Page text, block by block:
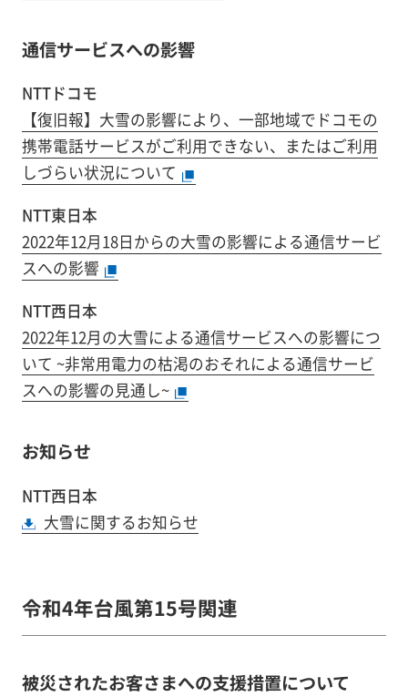
通信サービスへの影響
NTTドコモ
【復旧報】大雪の影響により、一部地域でドコモの
携帯電話サービスがご利用できない、またはご利用
しづらい状況について
NTT東日本
2022年12月18日からの大雪の影響による通信サービ
スへの影響
NTT西日本
2022年12月の大雪による通信サービスへの影響につ
いて ~非常用電力の枯渇のおそれによる通信サービ
スへの影響の見通し~
お知らせ
NTT西日本
大雪に関するお知らせ
令和4年台風第15号関連
被災されたお客さまへの支援措置について